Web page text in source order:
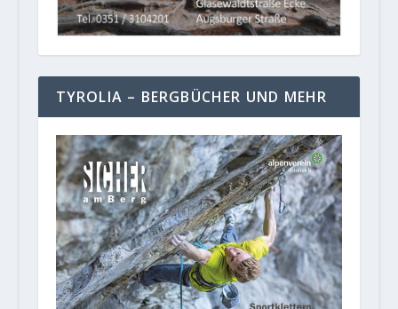
TYROLIA – BERGBÜCHER UND MEHR